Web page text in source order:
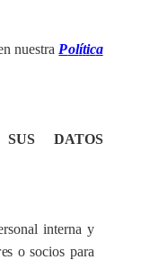
n nuestra Política
US DATOS
rsonal interna y
es o socios para